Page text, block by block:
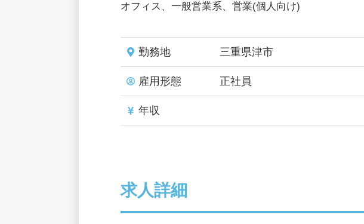
オフィス、一般営業系、営業(個人向け)
勤務地 三重県津市
雇用形態 正社員
年収
求人詳細